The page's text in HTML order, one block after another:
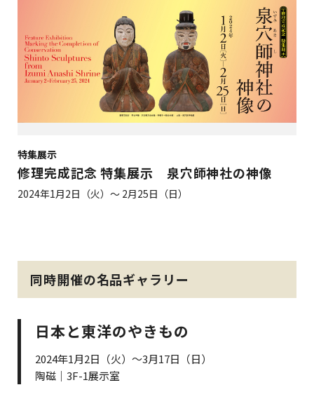
特集展示
修理完成記念 特集展示 泉穴師神社の神像
2024年1月2日（火）～ 2月25日（日）
同時開催の名品ギャラリー
日本と東洋のやきもの
2024年1月2日（火）～3月17日（日）
陶磁｜3F-1展示室